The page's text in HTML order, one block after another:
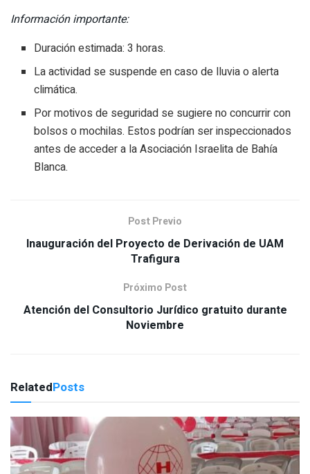
Información importante:
Duración estimada: 3 horas.
La actividad se suspende en caso de lluvia o alerta
climática.
Por motivos de seguridad se sugiere no concurrir con
bolsos o mochilas. Estos podrían ser inspeccionados
antes de acceder a la Asociación Israelita de Bahía
Blanca.
Post Previo
Inauguración del Proyecto de Derivación de UAM
Trafigura
Próximo Post
Atención del Consultorio Jurídico gratuito durante
Noviembre
RelatedPosts